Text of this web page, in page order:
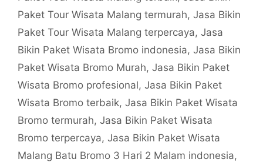
Paket Tour Wisata Malang termurah, Jasa Bikin
Paket Tour Wisata Malang terpercaya, Jasa
Bikin Paket Wisata Bromo indonesia, Jasa Bikin
Paket Wisata Bromo Murah, Jasa Bikin Paket
Wisata Bromo profesional, Jasa Bikin Paket
Wisata Bromo terbaik, Jasa Bikin Paket Wisata
Bromo termurah, Jasa Bikin Paket Wisata
Bromo terpercaya, Jasa Bikin Paket Wisata
Malang Batu Bromo 3 Hari 2 Malam indonesia,